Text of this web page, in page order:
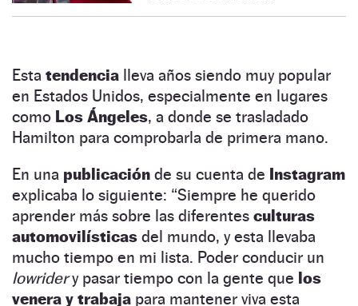
Esta tendencia lleva años siendo muy popular
en Estados Unidos, especialmente en lugares
como Los Ángeles, a donde se trasladado
Hamilton para comprobarla de primera mano.
En una publicación de su cuenta de Instagram
explicaba lo siguiente: “Siempre he querido
aprender más sobre las diferentes culturas
automovilísticas del mundo, y esta llevaba
mucho tiempo en mi lista. Poder conducir un
lowridery pasar tiempo con la gente que los
venera y trabaja para mantener viva esta